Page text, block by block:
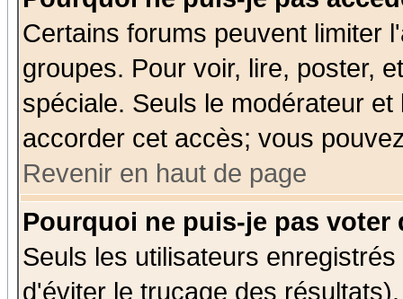
Certains forums peuvent limiter
groupes. Pour voir, lire, poster,
spéciale. Seuls le modérateur
accorder cet accès; vous
Revenir en haut de page
Pourquoi ne puis-je pas voter
Seuls les utilisateurs
d'éviter le trucage des